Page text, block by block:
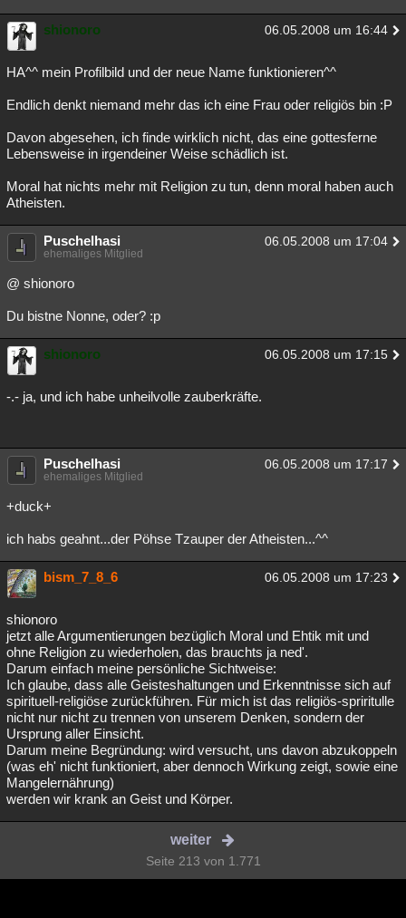
shionoro 06.05.2008 um 16:44
HA^^ mein Profilbild und der neue Name funktionieren^^
Endlich denkt niemand mehr das ich eine Frau oder religiös bin :P
Davon abgesehen, ich finde wirklich nicht, das eine gottesferne
Lebensweise in irgendeiner Weise schädlich ist.
Moral hat nichts mehr mit Religion zu tun, denn moral haben auch
Atheisten.
Puschelhasi 06.05.2008 um 17:04
ehemaliges Mitglied
@ shionoro
Du bistne Nonne, oder? :p
shionoro 06.05.2008 um 17:15
-.- ja, und ich habe unheilvolle zauberkräfte.
Puschelhasi 06.05.2008 um 17:17
ehemaliges Mitglied
+duck+
ich habs geahnt...der Pöhse Tzauper der Atheisten...^^
bism_7_8_6 06.05.2008 um 17:23
shionoro
jetzt alle Argumentierungen bezüglich Moral und Ehtik mit und
ohne Religion zu wiederholen, das brauchts ja ned'.
Darum einfach meine persönliche Sichtweise:
Ich glaube, dass alle Geisteshaltungen und Erkenntnisse sich auf
spirituell-religiöse zurückführen. Für mich ist das religiös-spriritulle
nicht nur nicht zu trennen von unserem Denken, sondern der
Ursprung aller Einsicht.
Darum meine Begründung: wird versucht, uns davon abzukoppeln
(was eh' nicht funktioniert, aber dennoch Wirkung zeigt, sowie eine
Mangelernährung)
werden wir krank an Geist und Körper.
weiter
Seite 213 von 1.771